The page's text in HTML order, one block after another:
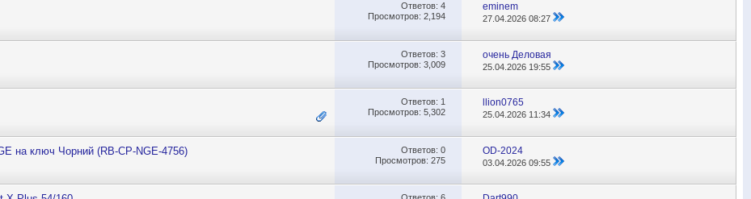
Ответов: 4
Просмотров: 2,194
eminem
27.04.202608:27
Ответов: 3
Просмотров: 3,009
очень Деловая
25.04.2026 19:55
Ответов: 1
Просмотров: 5,302
llion0765
25.04.2026 11:34
на ключ Чорний (RB-CP-NGE-4756) Ответов: 0
Просмотров: 275
OD-2024
03.04.202609:55